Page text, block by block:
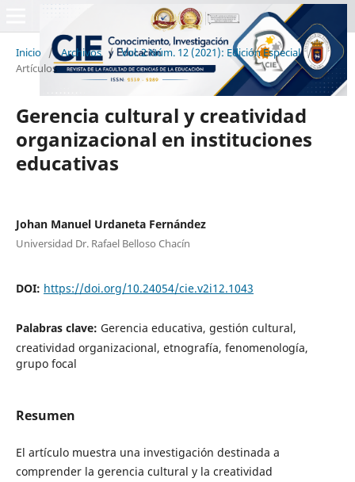
Inicio / Archivos / Vol. 2 Núm. 12 (2021): Edición Especial /
Artículos
Gerencia cultural y creatividad
organizacional en instituciones
educativas
Johan Manuel Urdaneta Fernández
Universidad Dr. Rafael Belloso Chacín
DOI: https://doi.org/10.24054/cie.v2i12.1043
Palabras clave: Gerencia educativa, gestión cultural,
creatividad organizacional, etnografía, fenomenología,
grupo focal
Resumen
El artículo muestra una investigación destinada a
comprender la gerencia cultural y la creatividad